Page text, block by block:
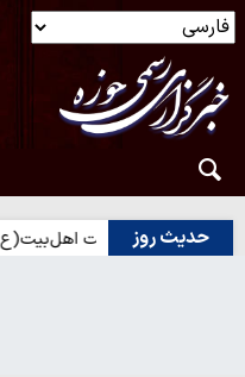
حدیث روز
شدن به محبت اهل‌بیت(ع)